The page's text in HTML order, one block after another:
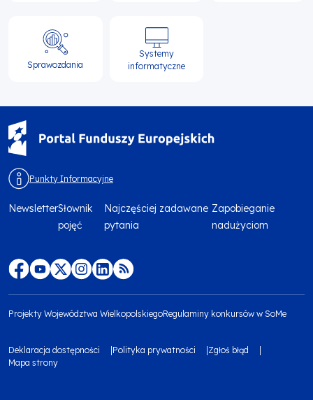
Sprawozdania
Systemy
informatyczne
Punkty Informacyjne
Menu
footer
społecznościowe
top
NewsletterSłownik
pojęć
Najczęściej zadawane
pytania
Zapobieganie
nadużyciom
footer
Projekty Województwa WielkopolskiegoRegulaminy konkursów w SoMe
Menu
Deklaracja dostępności Polityka prywatności
Zgłoś błąd
Mapa strony